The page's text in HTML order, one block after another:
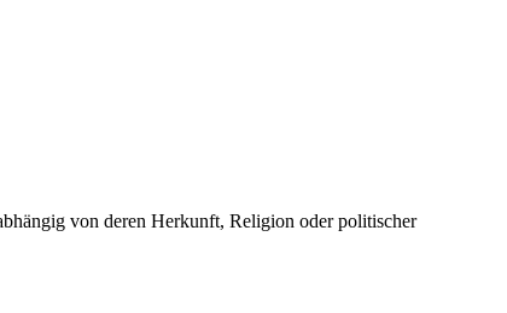
von deren Herkunft, Religion oder politischer